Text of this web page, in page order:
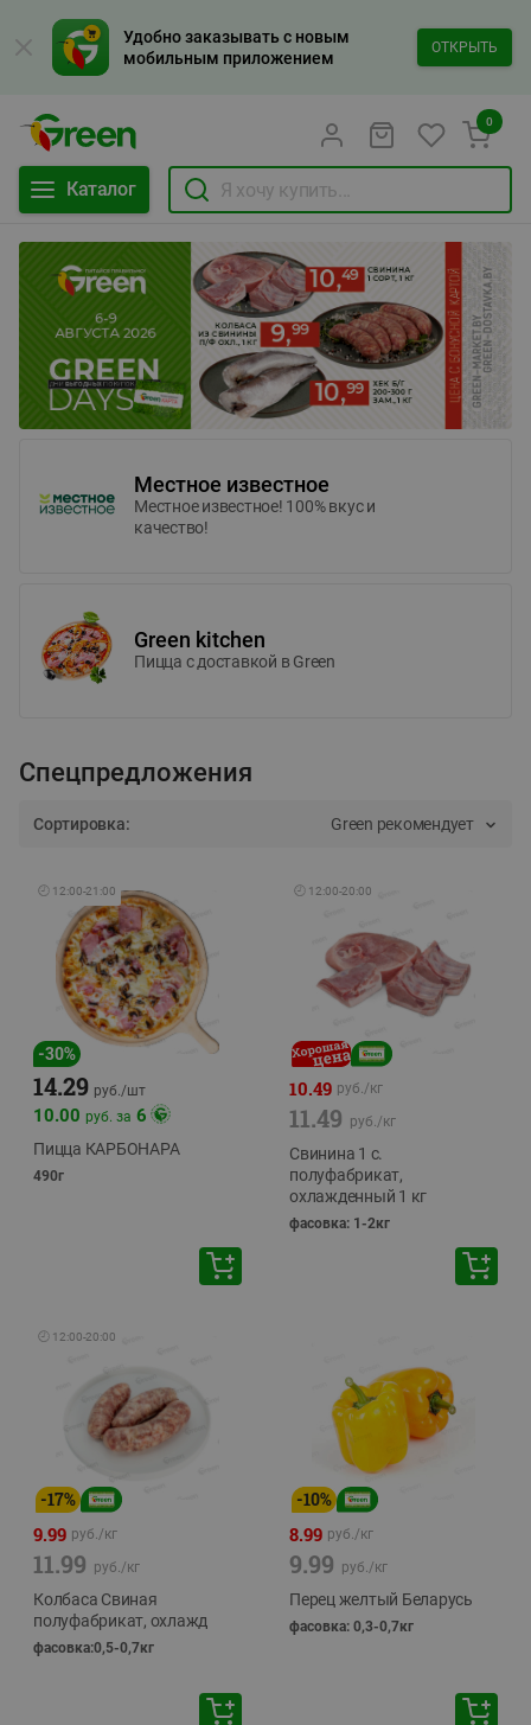
Удобно заказывать с новым
мобильным приложением
ОТКРЫТЬ
Каталог
0
Местное известное
Местное известное! 100% вкус и
качество!
Green kitchen
Пицца c доставкой в Green
Спецпредложения
Сортировка: Green рекомендует
🕘 12:00-21:00
-30%
14.29 руб./шт
10.00 руб. за 6
Пицца КАРБОНАРА
490г
🕘 12:00-20:00
10.49 руб./кг
11.49 руб./кг
Свинина 1 с.
полуфабрикат,
охлажденный 1 кг
фасовка: 1-2кг
🕘 12:00-20:00
-17%
9.99 руб./кг
11.99 руб./кг
Колбаса Свиная
полуфабрикат, охлажд
фасовка:0,5-0,7кг
-10%
8.99 руб./кг
9.99 руб./кг
Перец желтый Беларусь
фасовка: 0,3-0,7кг